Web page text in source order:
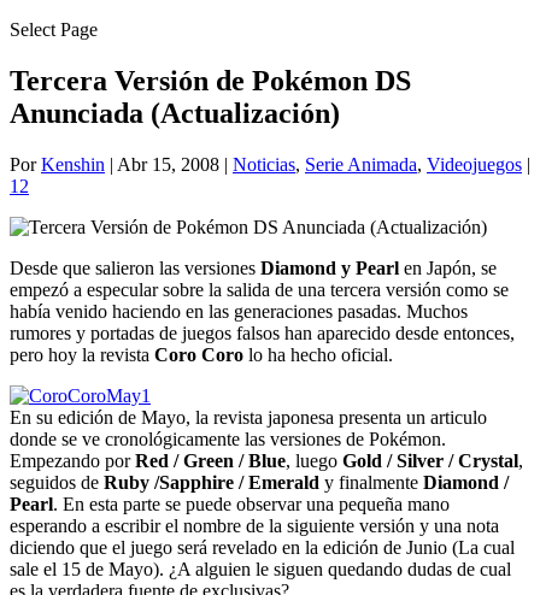
Select Page
Tercera Versión de Pokémon DS
Anunciada (Actualización)
PorKenshin | Abr 15, 2008 | Noticias, Serie Animada, Videojuegos |
12
Desde que salieron las versiones Diamond y Pearl en Japón, se
empezó a especular sobre la salida de una tercera versión como se
había venido haciendo en las generaciones pasadas. Muchos
rumores y portadas de juegos falsos han aparecido desde entonces,
pero hoy la revista Coro Coro lo ha hecho oficial.
En su edición de Mayo, la revista japonesa presenta un articulo
donde se ve cronológicamente las versiones de Pokémon.
Empezando porRed / Green / Blue, luego Gold / Silver / Crystal,
seguidos de Ruby /Sapphire / Emerald y finalmente Diamond /
Pearl. En esta parte se puede observar una pequeña mano
esperando a escribir el nombre de la siguiente versión y una nota
diciendo que el juego será revelado en la edición de Junio (La cual
sale el 15 de Mayo). ¿A alguien le siguen quedando dudas de cual
es la verdadera fuente de exclusivas?